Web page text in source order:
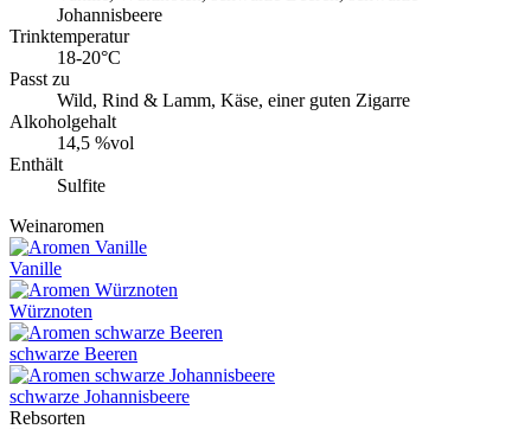
Johannisbeere
Trinktemperatur
18-20°C
Passt zu
Wild, Rind & Lamm, Käse, einer guten Zigarre
Alkoholgehalt
14,5 %vol
Enthält
Sulfite
Weinaromen
Vanille
Würznoten
schwarze Beeren
schwarze Johannisbeere
Rebsorten